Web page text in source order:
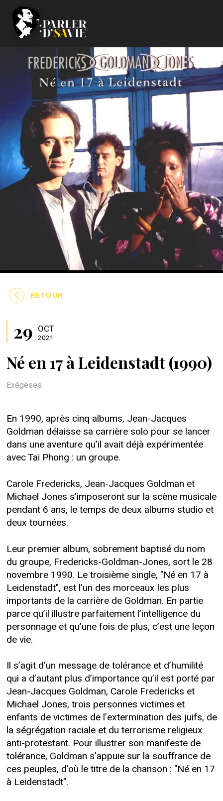
RETOUR
Né en 17 à Leidenstadt (1990)
29 OCT
2021
Exégèses
En 1990, après cinq albums, Jean-Jacques
Goldman délaisse sa carrière solo pour se lancer
dans une aventure qu’il avait déjà expérimentée
avec Taï Phong : un groupe.
Carole Fredericks, Jean-Jacques Goldman et
Michael Jones s’imposeront sur la scène musicale
pendant 6 ans, le temps de deux albums studio et
deux tournées.
Leur premier album, sobrement baptisé du nom
du groupe, Fredericks-Goldman-Jones, sort le 28
novembre 1990. Le troisième single, "Né en 17 à
Leidenstadt", est l’un des morceaux les plus
importants de la carrière de Goldman. En partie
parce qu’il illustre parfaitement l’intelligence du
personnage et qu’une fois de plus, c’est une leçon
de vie.
Il s’agit d’un message de tolérance et d’humilité
qui a d’autant plus d’importance qu’il est porté par
Jean-Jacques Goldman, Carole Fredericks et
Michael Jones, trois personnes victimes et
enfants de victimes de l’extermination des juifs, de
la ségrégation raciale et du terrorisme religieux
anti-protestant. Pour illustrer son manifeste de
tolérance, Goldman s’appuie sur la souffrance de
ces peuples, d’où le titre de la chanson : "Né en 17
à Leidenstadt".